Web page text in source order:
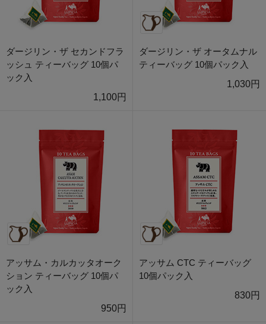
ダージリン・ザ セカンドフラ
ッシュ ティーバッグ 10個パ
ック入
1,100円
ダージリン・ザ オータムナル
ティーバッグ 10個パック入
1,030円
アッサム・カルカッタオーク
ション ティーバッグ 10個パ
ック入
950円
アッサム CTC ティーバッグ
10個パック入
830円